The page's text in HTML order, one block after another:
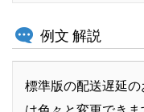
例文 解説
標準版の配送遅延